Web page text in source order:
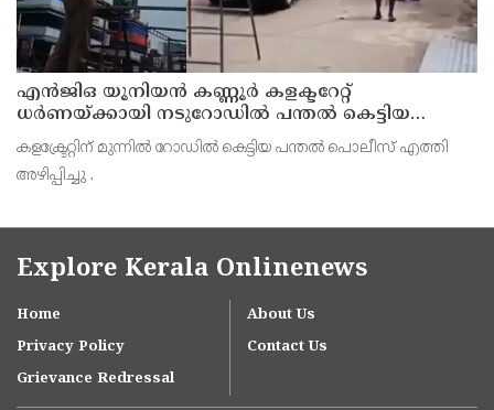
എൻജിഒ യൂനിയൻ കണ്ണൂർ കളക്ടറേറ്റ്
ധർണയ്ക്കായി നടുറോഡിൽ പന്തൽ കെട്ടിയ
പൊലീസ് എത്തി അഴിപ്പിച്ചു
കളക്ട്രേറ്റിന് മുന്നിൽ റോഡിൽ കെട്ടിയ പന്തൽ പൊലീസ് എത്തി
അഴിപ്പിച്ചു .
Explore Kerala Onlinenews
Home
About Us
Privacy Policy
Contact Us
Grievance Redressal